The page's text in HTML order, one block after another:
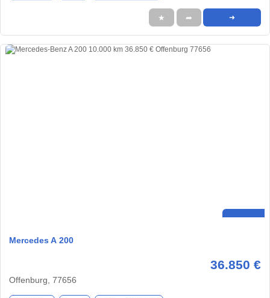
★ ➦ ➜
Mercedes A 200
36.850 €
Offenburg, 77656